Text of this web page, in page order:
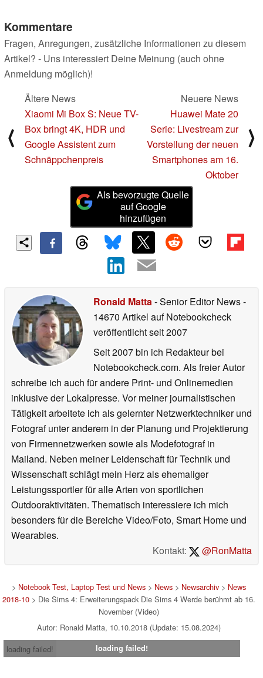
Kommentare
Fragen, Anregungen, zusätzliche Informationen zu diesem
Artikel? - Uns interessiert Deine Meinung (auch ohne
Anmeldung möglich)!
⟨
Ältere News
Xiaomi Mi Box S: Neue TV-
Box bringt 4K, HDR und
Google Assistent zum
Schnäppchenpreis
Neuere News
Huawei Mate 20
Serie: Livestream zur
Vorstellung der neuen
Smartphones am 16.
Oktober
⟩
Als bevorzugte Quelle
auf Google
hinzufügen
Ronald Matta- Senior Editor News-
14670 Artikel auf Notebookcheck
veröffentlichtseit 2007
Seit 2007 bin ich Redakteur bei
Notebookcheck.com. Als freier Autor
schreibe ich auch für andere Print- und Onlinemedien
inklusive der Lokalpresse. Vor meiner journalistischen
Tätigkeit arbeitete ich als gelernter Netzwerktechniker und
Fotograf unter anderem in der Planung und Projektierung
von Firmennetzwerken sowie als Modefotograf in
Mailand. Neben meiner Leidenschaft für Technik und
Wissenschaft schlägt mein Herz als ehemaliger
Leistungssportler für alle Arten von sportlichen
Outdooraktivitäten. Thematisch interessiere ich mich
besonders für die Bereiche Video/Foto, Smart Home und
Wearables.
Kontakt:
@RonMatta
> Notebook Test, Laptop Test und News> News> Newsarchiv> News
2018-10> Die Sims 4: Erweiterungspack Die Sims 4 Werde berühmt ab 16.
November (Video)
Autor: Ronald Matta, 10.10.2018 (Update: 15.08.2024)
loading failed!
loading failed!